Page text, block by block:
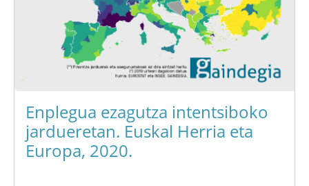
Enplegua ezagutza intentsiboko
jardueretan. Euskal Herria eta
Europa, 2020.